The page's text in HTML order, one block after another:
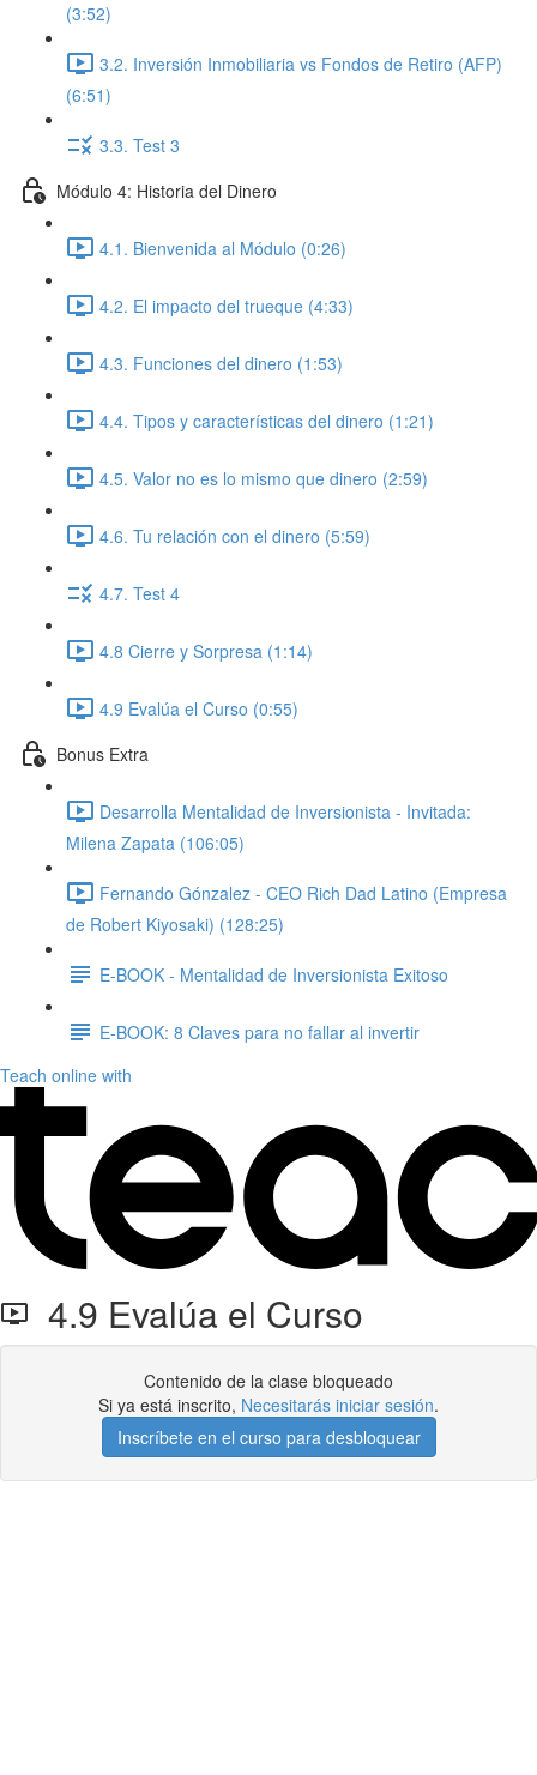
(3:52)
3.2. Inversión Inmobiliaria vs Fondos de Retiro (AFP)
(6:51)
3.3. Test 3
Módulo 4: Historia del Dinero
4.1. Bienvenida al Módulo (0:26)
4.2. El impacto del trueque (4:33)
4.3. Funciones del dinero (1:53)
4.4. Tipos y características del dinero (1:21)
4.5. Valor no es lo mismo que dinero (2:59)
4.6. Tu relación con el dinero (5:59)
4.7. Test 4
4.8 Cierre y Sorpresa (1:14)
4.9 Evalúa el Curso (0:55)
Bonus Extra
Desarrolla Mentalidad de Inversionista - Invitada:
Milena Zapata (106:05)
Fernando Gónzalez - CEO Rich Dad Latino (Empresa
de Robert Kiyosaki) (128:25)
E-BOOK - Mentalidad de Inversionista Exitoso
E-BOOK: 8 Claves para no fallar al invertir
Teach online with
4.9 Evalúa el Curso
Contenido de la clase bloqueado
Si ya está inscrito, Necesitarás iniciar sesión.
Inscríbete en el curso para desbloquear